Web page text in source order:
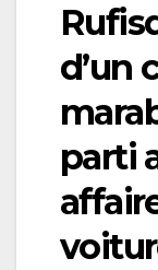
d’un
parti